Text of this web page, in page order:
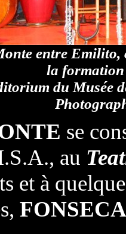
entre Emilito,
la formation
du Musée
se
au
et à
FONSECA